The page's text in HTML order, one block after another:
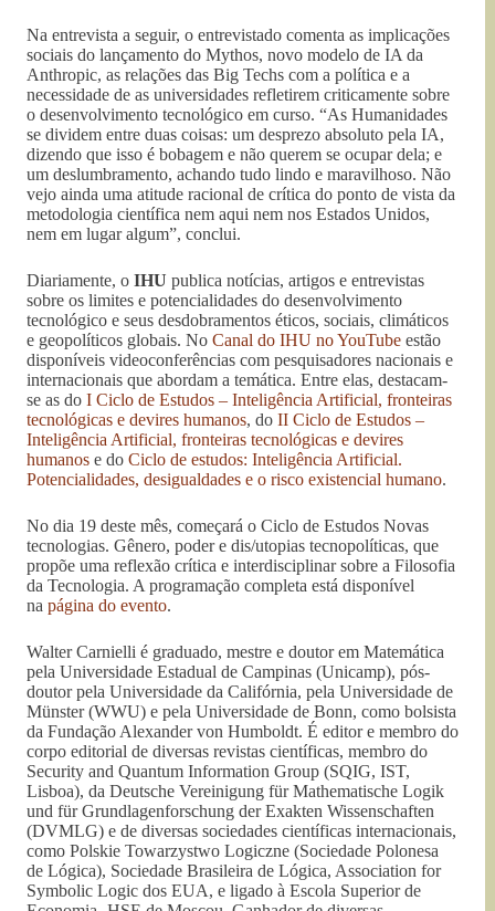
Na entrevista a seguir, o entrevistado comenta as implicações
sociais do lançamento do Mythos, novo modelo de IA da
Anthropic, as relações das Big Techs com a política e a
necessidade de as universidades refletirem criticamente sobre
o desenvolvimento tecnológico em curso. “As Humanidades
se dividem entre duas coisas: um desprezo absoluto pela IA,
dizendo que isso é bobagem e não querem se ocupar dela; e
um deslumbramento, achando tudo lindo e maravilhoso. Não
vejo ainda uma atitude racional de crítica do ponto de vista da
metodologia científica nem aqui nem nos Estados Unidos,
nem em lugar algum”, conclui.
Diariamente, o IHU publica notícias, artigos e entrevistas
sobre os limites e potencialidades do desenvolvimento
tecnológico e seus desdobramentos éticos, sociais, climáticos
e geopolíticos globais. No Canal do IHU no YouTube estão
disponíveis videoconferências com pesquisadores nacionais e
internacionais que abordam a temática. Entre elas, destacam-
se as do I Ciclo de Estudos – Inteligência Artificial, fronteiras
tecnológicas e devires humanos, do II Ciclo de Estudos –
Inteligência Artificial, fronteiras tecnológicas e devires
humanos e do Ciclo de estudos: Inteligência Artificial.
Potencialidades, desigualdades e o risco existencial humano.
No dia 19 deste mês, começará o Ciclo de Estudos Novas
tecnologias. Gênero, poder e dis/utopias tecnopolíticas, que
propõe uma reflexão crítica e interdisciplinar sobre a Filosofia
da Tecnologia. A programação completa está disponível
na página do evento.
Walter Carnielli é graduado, mestre e doutor em Matemática
pela Universidade Estadual de Campinas (Unicamp), pós-
doutor pela Universidade da Califórnia, pela Universidade de
Münster (WWU) e pela Universidade de Bonn, como bolsista
da Fundação Alexander von Humboldt. É editor e membro do
corpo editorial de diversas revistas científicas, membro do
Security and Quantum Information Group (SQIG, IST,
Lisboa), da Deutsche Vereinigung für Mathematische Logik
und für Grundlagenforschung der Exakten Wissenschaften
(DVMLG) e de diversas sociedades científicas internacionais,
como Polskie Towarzystwo Logiczne (Sociedade Polonesa
de Lógica), Sociedade Brasileira de Lógica, Association for
Symbolic Logic dos EUA, e ligado à Escola Superior de